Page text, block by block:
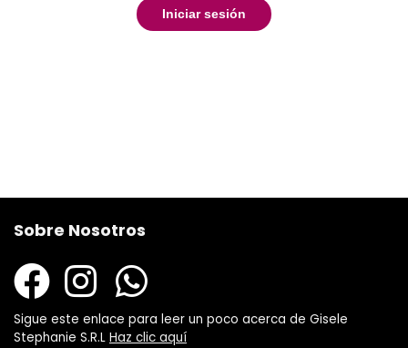
Iniciar sesión
Sobre Nosotros
Sigue este enlace para leer un poco acerca de Gisele
Stephanie S.R.L Haz clic aquí